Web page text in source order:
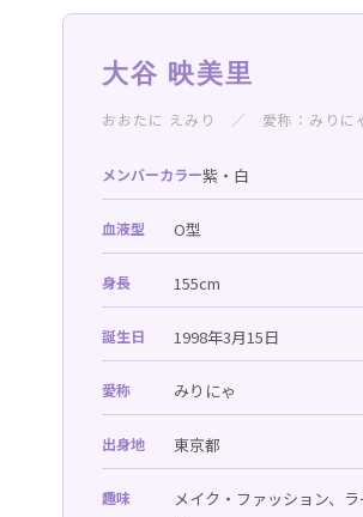
大谷 映美里
おおたに えみり ／ 愛称：みりに
メンバーカラー紫・白
血液型 O型
身長 155cm
誕生日 1998年3月15日
愛称 みりにゃ
出身地 東京都
趣味
メイク・ファッション、